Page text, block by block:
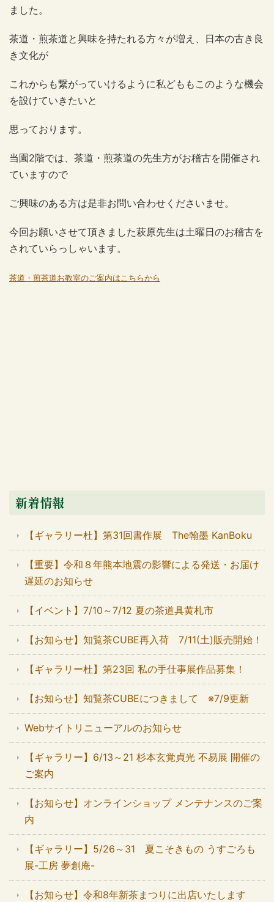
ました。
茶道・煎茶道と興味を持たれる方々が増え、日本の古き良
き文化が
これからも繋がっていけるように私どももこのような機会
を設けていきたいと
思っております。
当園2階では、茶道・煎茶道の先生方がお稽古を開催され
ていますので
ご興味のある方は是非お問い合わせくださいませ。
今回お願いさせて頂きました萩原先生は土曜日のお稽古を
されていらっしゃいます。
茶道・煎茶道お教室のご案内はこちらから
新着情報
【ギャラリー杜】第31回書作展 The翰墨 KanBoku
【重要】令和８年熊本地震の影響による発送・お届け
遅延のお知らせ
【イベント】7/10～7/12 夏の茶道具黄札市
【お知らせ】知覧茶CUBE再入荷 7/11(土)販売開始！
【ギャラリー杜】第23回 私の手仕事展作品募集！
【お知らせ】知覧茶CUBEにつきまして ※7/9更新
Webサイトリニューアルのお知らせ
【ギャラリー】6/13～21 杉本玄覚貞光 不易展 開催の
ご案内
【お知らせ】オンラインショップ メンテナンスのご案
内
【ギャラリー】5/26～31 夏こそきもの うすごろも
展-工房 夢創庵-
【お知らせ】令和8年新茶まつりに出店いたします